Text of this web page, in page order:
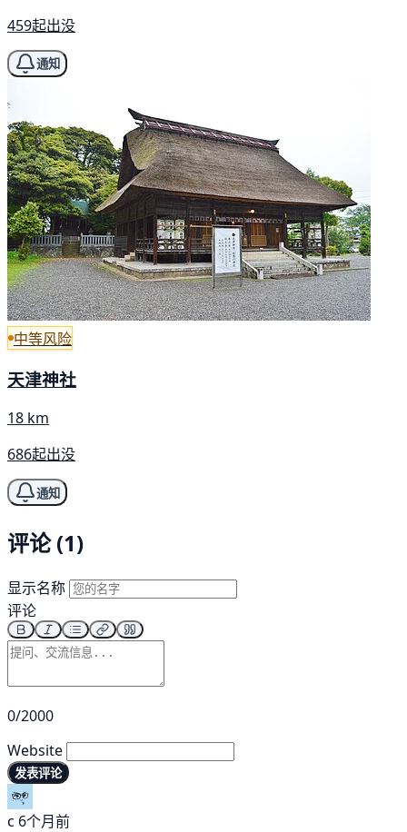
459起出没
通知
中等风险
天津神社
18 km
686起出没
通知
评论 (1)
显示名称
评论
0/2000
Website
发表评论
c 6个月前